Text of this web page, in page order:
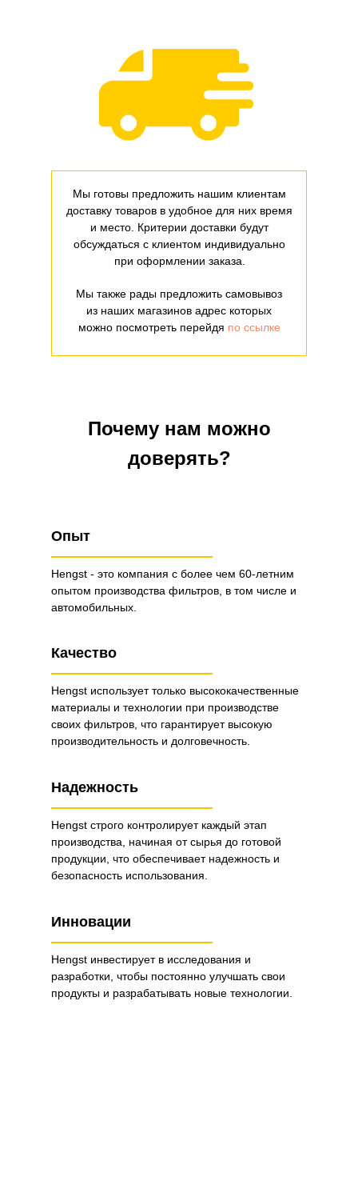
Мы готовы предложить нашим клиентам
доставку товаров в удобное для них время
и место. Критерии доставки будут
обсуждаться с клиентом индивидуально
при оформлении заказа.
Мы также рады предложить самовывоз
из наших магазинов адрес которых
можно посмотреть перейдя по ссылке
Почему нам можно
доверять?
Опыт
Hengst - это компания с более чем 60-летним
опытом производства фильтров, в том числе и
автомобильных.
Качество
Надежность
Hengst использует только высококачественные
материалы и технологии при производстве
своих фильтров, что гарантирует высокую
производительность и долговечность.
Инновации
Hengst строго контролирует каждый этап
производства, начиная от сырья до готовой
продукции, что обеспечивает надежность и
безопасность использования.
Hengst инвестирует в исследования и
разработки, чтобы постоянно улучшать свои
продукты и разрабатывать новые технологии.